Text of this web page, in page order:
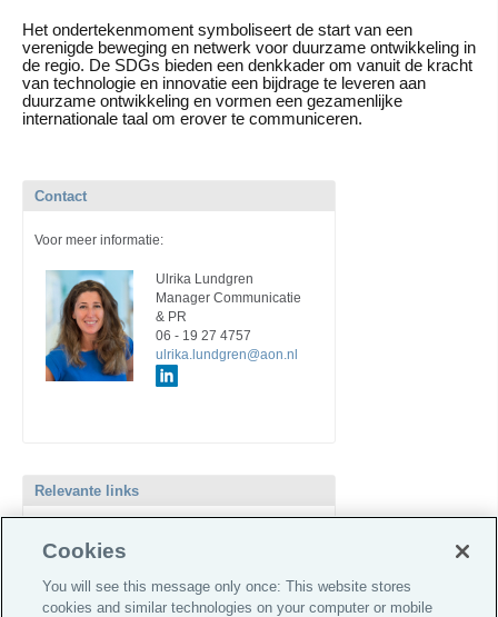
Het ondertekenmoment symboliseert de start van een
verenigde beweging en netwerk voor duurzame ontwikkeling in
de regio. De SDGs bieden een denkkader om vanuit de kracht
van technologie en innovatie een bijdrage te leveren aan
duurzame ontwikkeling en vormen een gezamenlijke
internationale taal om erover te communiceren.
Contact
Voor meer informatie:
Ulrika Lundgren
Manager Communicatie
& PR
06 - 19 27 4757
ulrika.lundgren@aon.nl
Relevante links
Maatschappelijk verantwoord ondernemen
Cookies
You will see this message only once: This website stores
cookies and similar technologies on your computer or mobile